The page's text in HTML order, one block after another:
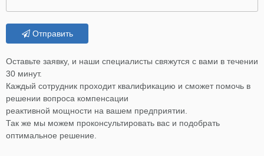
Отправить
Оставьте заявку, и наши специалисты свяжутся с вами в течении
30 минут.
Каждый сотрудник проходит квалификацию и сможет помочь в
решении вопроса компенсации
реактивной мощности на вашем предприятии.
Так же мы можем проконсультировать вас и подобрать
оптимальное решение.